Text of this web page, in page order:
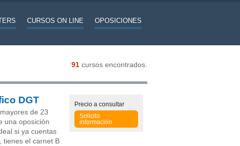
CURSOS ON LINE OPOSICIONES
91 cursos encontrados.
DGT
de 23
una oposición
si ya cuentas
tienes el carnet B
Precioa consultar
Solicita
información